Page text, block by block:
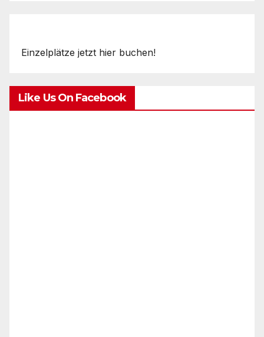
Einzelplätze jetzt hier buchen!
Like Us On Facebook